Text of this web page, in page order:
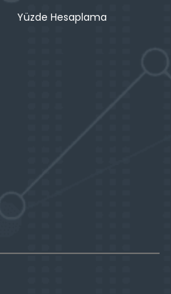
Yüzde Hesaplama